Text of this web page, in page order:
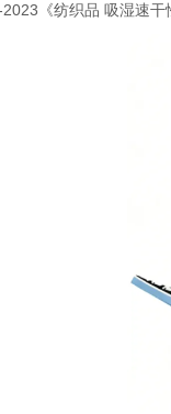
《纺织品 吸湿速